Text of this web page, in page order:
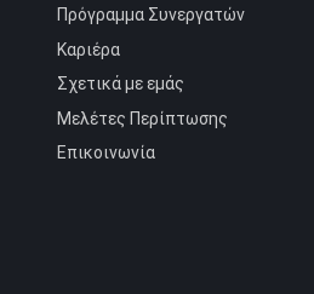
Πρόγραμμα Συνεργατών
Καριέρα
Σχετικά με εμάς
Μελέτες Περίπτωσης
Επικοινωνία